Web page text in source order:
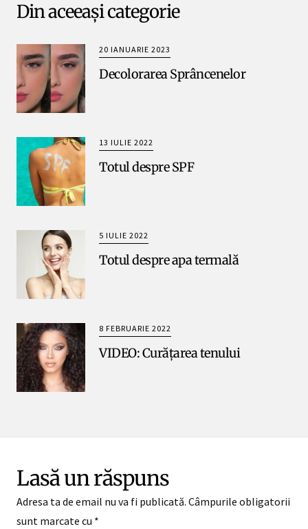
Din aceeași categorie
20 IANUARIE 2023
Decolorarea Sprâncenelor
13 IULIE 2022
Totul despre SPF
5 IULIE 2022
Totul despre apa termală
8 FEBRUARIE 2022
VIDEO: Curățarea tenului
Lasă un răspuns
Adresa ta de email nu va fi publicată. Câmpurile obligatorii
sunt marcate cu *